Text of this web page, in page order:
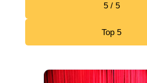
5 / 5
Top 5